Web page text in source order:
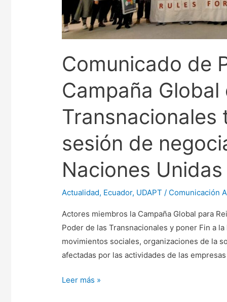
Comunicado de
Campaña
Transnacionales
sesión de
Naciones Unidas
Actualidad, Ecuador, UDAPT / Comunicación
Actores miembros la Campaña Global para
Poder de las Transnacionales y poner Fin a
movimientos sociales, organizaciones de la
afectadas por las actividades de las
décima
sesión
negociaciones
del
CDH
de
Naciones
Unidas
Leer más »